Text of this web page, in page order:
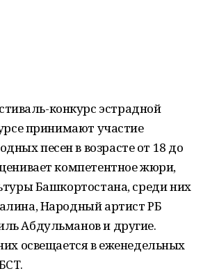
конкурс эстрадной
принимают участие
песен в возрасте от 18 до
компетентное жюри,
Башкортостана, среди них
Народный артист РБ
Абдульманов и другие.
освещается в еженедельных